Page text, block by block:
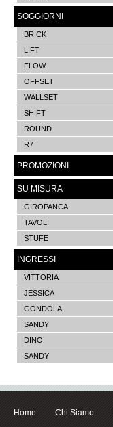
SOGGIORNI
BRICK
LIFT
FLOW
OFFSET
WALLSET
SHIFT
ROUND
R7
PROMOZIONI
SU MISURA
GIROPANCA
TAVOLI
STUFE
INGRESSI
VITTORIA
JESSICA
GONDOLA
SANDY
DINO
SANDY
Home Chi Siamo